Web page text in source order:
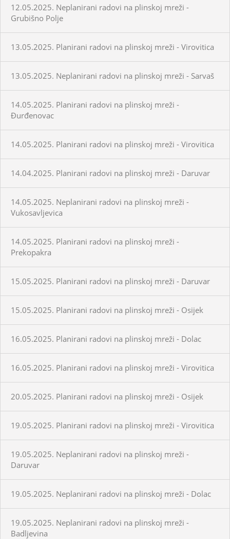
12.05.2025. Neplanirani radovi na plinskoj mreži -
Grubišno Polje
13.05.2025. Planirani radovi na plinskoj mreži - Virovitica
13.05.2025. Neplanirani radovi na plinskoj mreži - Sarvaš
14.05.2025. Planirani radovi na plinskoj mreži -
Đurđenovac
14.05.2025. Planirani radovi na plinskoj mreži - Virovitica
14.04.2025. Planirani radovi na plinskoj mreži - Daruvar
14.05.2025. Neplanirani radovi na plinskoj mreži -
Vukosavljevica
14.05.2025. Planirani radovi na plinskoj mreži -
Prekopakra
15.05.2025. Planirani radovi na plinskoj mreži - Daruvar
15.05.2025. Planirani radovi na plinskoj mreži - Osijek
16.05.2025. Planirani radovi na plinskoj mreži - Dolac
16.05.2025. Planirani radovi na plinskoj mreži - Virovitica
20.05.2025. Planirani radovi na plinskoj mreži - Osijek
19.05.2025. Planirani radovi na plinskoj mreži - Virovitica
19.05.2025. Neplanirani radovi na plinskoj mreži -
Daruvar
19.05.2025. Neplanirani radovi na plinskoj mreži - Dolac
19.05.2025. Neplanirani radovi na plinskoj mreži -
Badljevina